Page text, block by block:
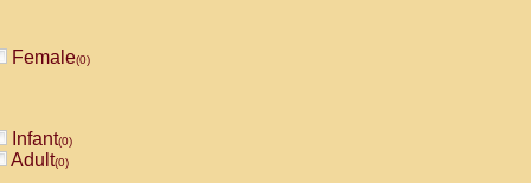
Female(0)
Infant(0)
Adult(0)